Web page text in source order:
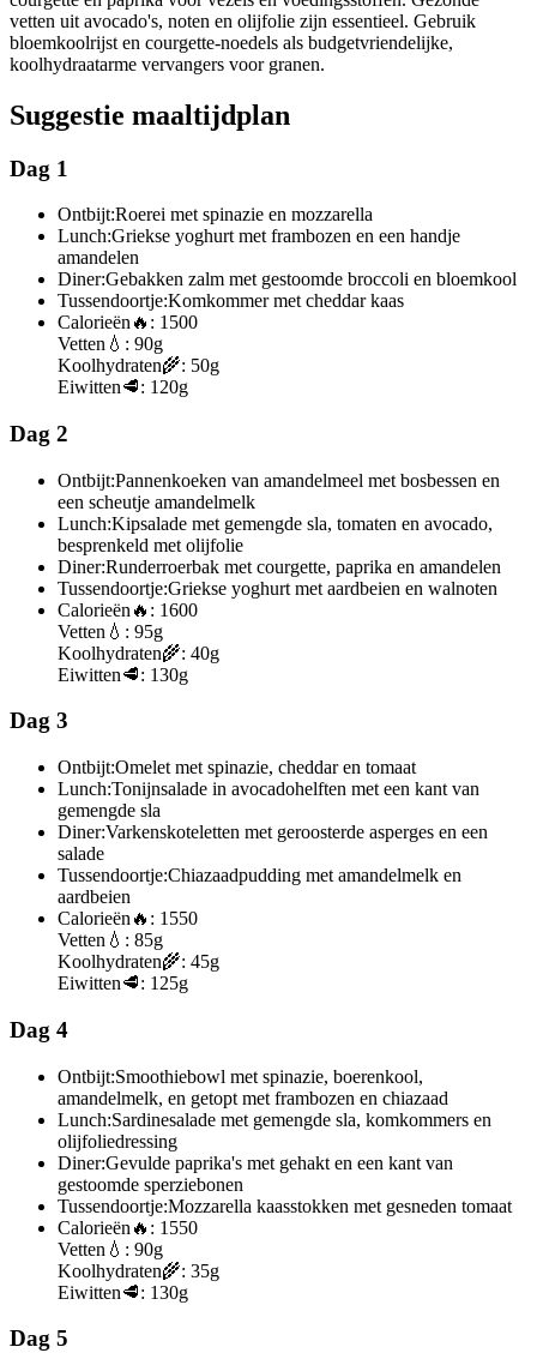
vetten uit avocado's, noten en olijfolie zijn essentieel. Gebruik
bloemkoolrijst en courgette-noedels als budgetvriendelijke,
koolhydraatarme vervangers voor granen.
Suggestie maaltijdplan
Dag 1
Ontbijt:Roerei met spinazie en mozzarella
Lunch:Griekse yoghurt met frambozen en een handje
amandelen
Diner:Gebakken zalm met gestoomde broccoli en bloemkool
Tussendoortje:Komkommer met cheddar kaas
Calorieën 🔥: 1500
Vetten 💧: 90g
Koolhydraten🌾: 50g
Eiwitten🥩: 120g
Dag 2
Ontbijt:Pannenkoeken van amandelmeel met bosbessen en
een scheutje amandelmelk
Lunch:Kipsalade met gemengde sla, tomaten en avocado,
besprenkeld met olijfolie
Diner:Runderroerbak met courgette, paprika en amandelen
Tussendoortje:Griekse yoghurt met aardbeien en walnoten
Calorieën 🔥: 1600
Vetten 💧: 95g
Koolhydraten🌾: 40g
Eiwitten🥩: 130g
Dag 3
Ontbijt:Omelet met spinazie, cheddar en tomaat
Lunch:Tonijnsalade in avocadohelften met een kant van
gemengde sla
Diner:Varkenskoteletten met geroosterde asperges en een
salade
Tussendoortje:Chiazaadpudding met amandelmelk en
aardbeien
Calorieën 🔥: 1550
Vetten 💧: 85g
Koolhydraten🌾: 45g
Eiwitten🥩: 125g
Dag 4
Ontbijt:Smoothiebowl met spinazie, boerenkool,
amandelmelk, en getopt met frambozen en chiazaad
Lunch:Sardinesalade met gemengde sla, komkommers en
olijfoliedressing
Diner:Gevulde paprika's met gehakt en een kant van
gestoomde sperziebonen
Tussendoortje:Mozzarella kaasstokken met gesneden tomaat
Calorieën 🔥: 1550
Vetten 💧: 90g
Koolhydraten🌾: 35g
Eiwitten🥩: 130g
Dag 5